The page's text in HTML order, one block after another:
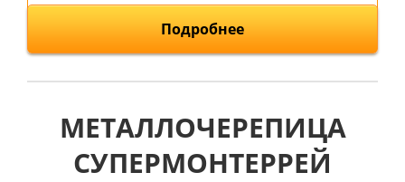
Подробнее
МЕТАЛЛОЧЕРЕПИЦА
СУПЕРМОНТЕРРЕЙ